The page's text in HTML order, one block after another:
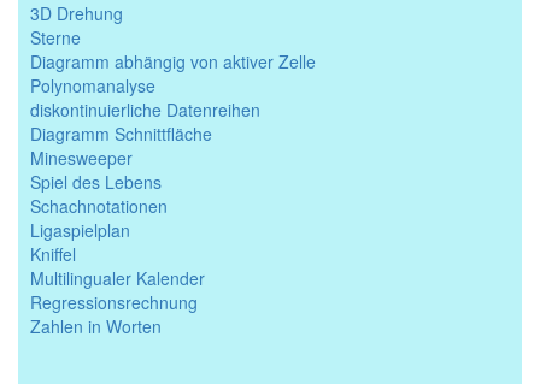
3D Drehung
Sterne
Diagramm abhängig von aktiver Zelle
Polynomanalyse
diskontinuierliche Datenreihen
Diagramm Schnittfläche
Minesweeper
Spiel des Lebens
Schachnotationen
Ligaspielplan
Kniffel
Multilingualer Kalender
Regressionsrechnung
Zahlen in Worten